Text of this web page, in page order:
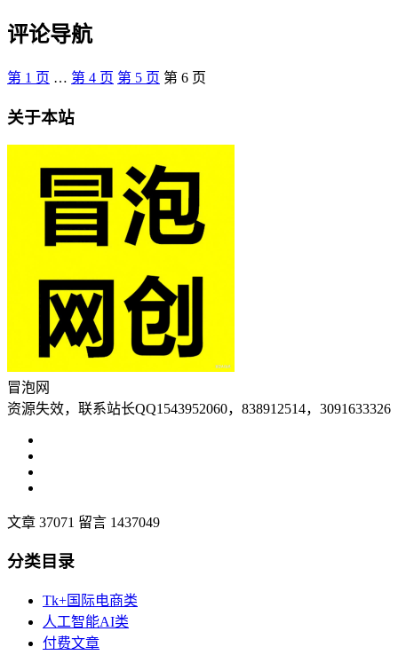
评论导航
第 1 页 … 第 4 页 第 5 页 第 6 页
关于本站
冒泡网
资源失效，联系站长QQ1543952060，838912514，3091633326
文章 37071 留言 1437049
分类目录
Tk+国际电商类
人工智能AI类
付费文章